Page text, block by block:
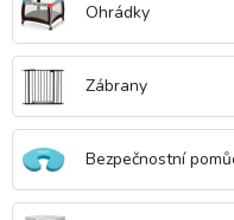
Ohrádky
Zábrany
Bezpečnostní